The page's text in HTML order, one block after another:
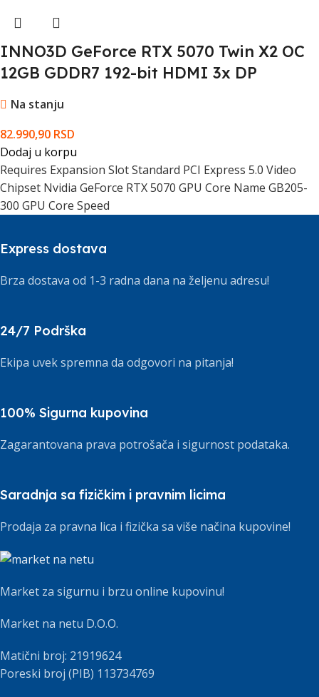
INNO3D GeForce RTX 5070 Twin X2 OC
12GB GDDR7 192-bit HDMI 3x DP
Na stanju
82.990,90 RSD
Dodaj u korpu
Requires Expansion Slot Standard PCI Express 5.0 Video
Chipset Nvidia GeForce RTX 5070 GPU Core Name GB205-
300 GPU Core Speed
Express dostava
Brza dostava od 1-3 radna dana na željenu adresu!
24/7 Podrška
Ekipa uvek spremna da odgovori na pitanja!
100% Sigurna kupovina
Zagarantovana prava potrošača i sigurnost podataka.
Saradnja sa fizičkim i pravnim licima
Prodaja za pravna lica i fizička sa više načina kupovine!
Market za sigurnu i brzu online kupovinu!
Market na netu D.O.O.
Matični broj: 21919624
Poreski broj (PIB) 113734769